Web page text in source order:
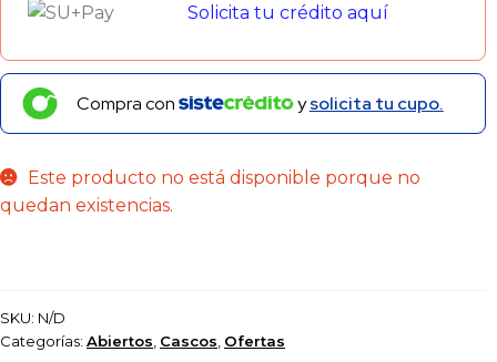
Solicita tu crédito aquí
Compra con ysolicita tu cupo.
Este producto no está disponible porque no
quedan existencias.
SKU: N/D
Categorías: Abiertos Cascos Ofertas